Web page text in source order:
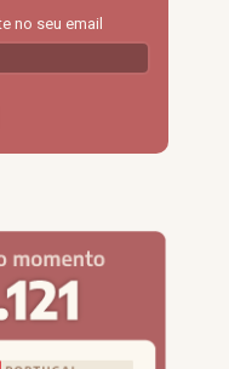
no seu email